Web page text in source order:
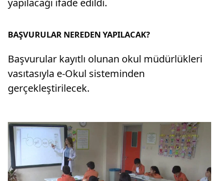
BAŞVURULAR NEREDEN YAPILACAK?
Başvurular kayıtlı olunan okul müdürlükleri
vasıtasıyla e-Okul sisteminden
gerçekleştirilecek.